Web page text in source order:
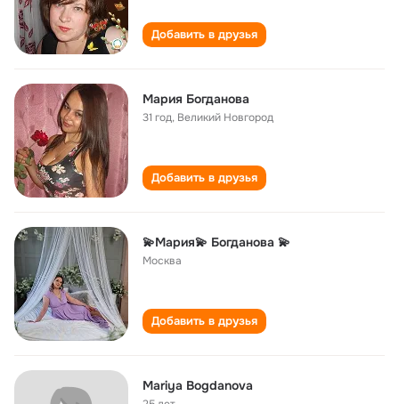
Добавить в друзья
Мария Богданова
31 год, Великий Новгород
Добавить в друзья
💫Мария💫 Богданова 💫
Москва
Добавить в друзья
Mariya Bogdanova